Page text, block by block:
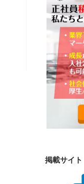
掲載サイト